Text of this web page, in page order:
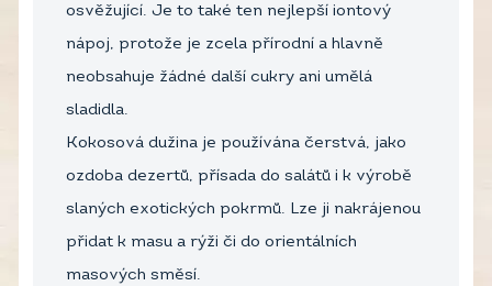
osvěžující. Je to také ten nejlepší iontový
nápoj, protože je zcela přírodní a hlavně
neobsahuje žádné další cukry ani umělá
sladidla.
Kokosová dužina je používána čerstvá, jako
ozdoba dezertů, přísada do salátů i k výrobě
slaných exotických pokrmů. Lze ji nakrájenou
přidat k masu a rýži či do orientálních
masových směsí.